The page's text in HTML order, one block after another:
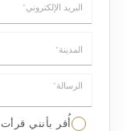
الرسالة*
أُقر بأنني